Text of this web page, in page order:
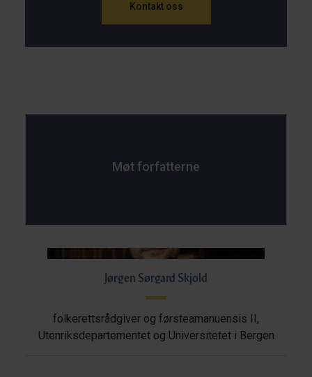
Kontakt oss
Møt forfatterne
Jørgen Sørgard Skjold
folkerettsrådgiver og førsteamanuensis II,
Utenriksdepartementet og Universitetet i Bergen